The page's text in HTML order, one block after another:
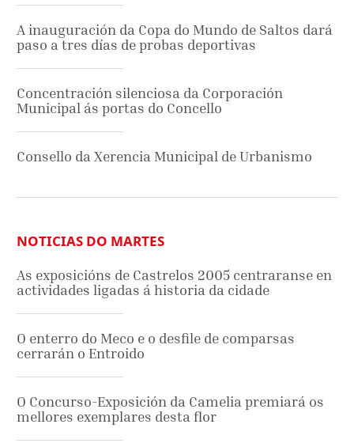
A inauguración da Copa do Mundo de Saltos dará
paso a tres días de probas deportivas
Concentración silenciosa da Corporación
Municipal ás portas do Concello
Consello da Xerencia Municipal de Urbanismo
NOTICIAS DO MARTES
As exposicións de Castrelos 2005 centraranse en
actividades ligadas á historia da cidade
O enterro do Meco e o desfile de comparsas
cerrarán o Entroido
O Concurso-Exposición da Camelia premiará os
mellores exemplares desta flor